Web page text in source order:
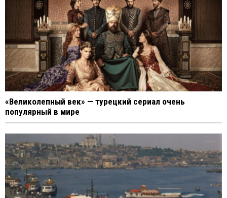
«Великолепный век» — турецкий сериал очень
популярный в мире